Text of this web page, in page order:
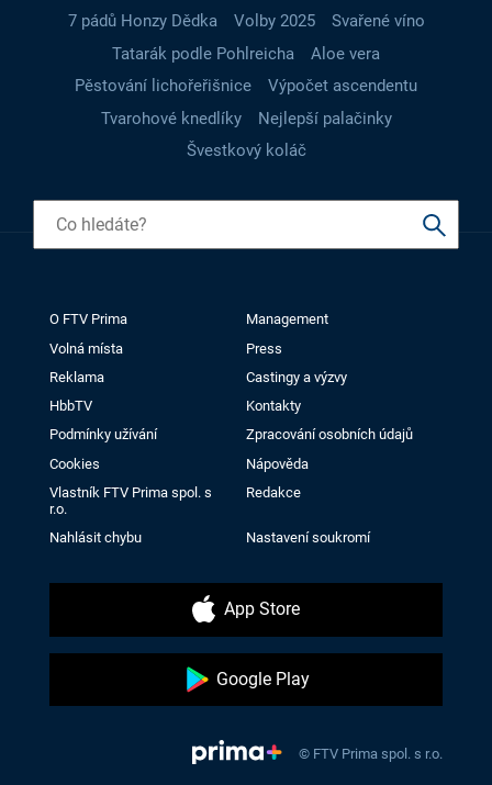
7 pádů Honzy Dědka
Volby 2025
Svařené víno
Tatarák podle Pohlreicha
Aloe vera
Pěstování lichořeřišnice
Výpočet ascendentu
Tvarohové knedlíky
Nejlepší palačinky
Švestkový koláč
O FTV Prima
Management
Volná místa
Press
Reklama
Castingy a výzvy
HbbTV
Kontakty
Podmínky užívání
Zpracování osobních údajů
Cookies
Nápověda
Vlastník FTV Prima spol. s
r.o.
Redakce
Nahlásit chybu Nastavení soukromí
App Store
Google Play
© FTV Prima spol. s r.o.